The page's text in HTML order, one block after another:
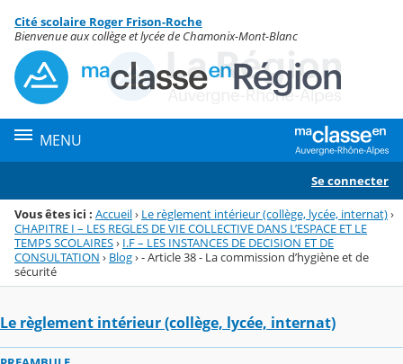
Menu de la rubrique
Contenu
Cité scolaire Roger Frison-Roche
Bienvenue aux collège et lycée de Chamonix-Mont-Blanc
MENU
Se connecter
Vous êtes ici : Accueil› Le règlement intérieur (collège, lycée, internat)›
CHAPITRE I – LES REGLES DE VIE COLLECTIVE DANS L’ESPACE ET LE
TEMPS SCOLAIRES› I.F – LES INSTANCES DE DECISION ET DE
CONSULTATION › Blog›- Article 38 - La commission d’hygiène et de
sécurité
Le règlement intérieur (collège, lycée, internat)